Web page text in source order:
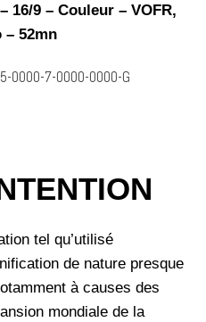
16/9 – Couleur – VOFR,
– 52mn
0000-7-0000-0000-G
tel qu’utilisé
de nature presque
à causes des
mondiale de la